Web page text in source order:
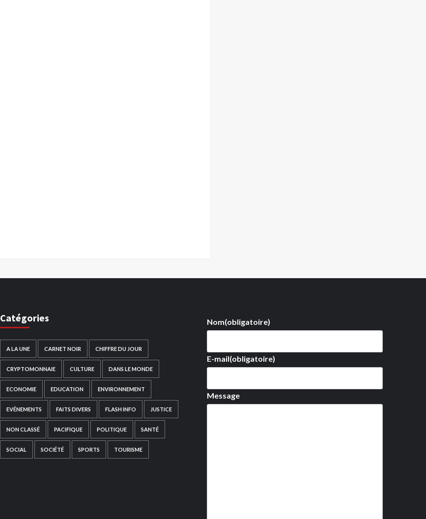
Catégories
A LA UNE CARNET NOIR CHIFFRE DU JOUR
CRYPTOMONNAIE CULTURE DANS LE MONDE
ECONOMIE EDUCATION ENVIRONNEMENT
EVÉNEMENTS FAITS DIVERS FLASH INFO JUSTICE
NON CLASSÉ PACIFIQUE POLITIQUE SANTÉ
SOCIAL SOCIÉTÉ SPORTS TOURISME
Nom(obligatoire)
E-mail(obligatoire)
Message